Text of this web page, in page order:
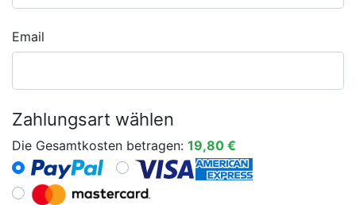
Email
Zahlungsart wählen
Die Gesamtkosten betragen: 19,80 €